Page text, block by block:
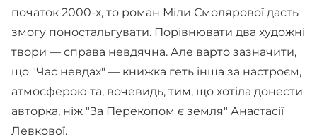
початок 2000-х, то роман Міли Смолярової дасть
змогу поностальгувати. Порівнювати два художні
твори — справа невдячна. Але варто зазначити,
що "Час невдах" — книжка геть інша за настроєм,
атмосферою та, вочевидь, тим, що хотіла донести
авторка, ніж "За Перекопом є земля" Анастасії
Левкової.